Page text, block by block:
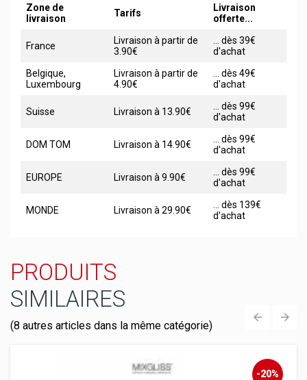
Zone de
livraison
Tarifs
Livraison
offerte...
France
Livraison à partir de
3.90€
... dès 39€
d'achat
Belgique,
Luxembourg
Livraison à partir de
4.90€
... dès 49€
d'achat
Suisse Livraison à 13.90€
... dès 99€
d'achat
DOM TOM Livraison à 14.90€
... dès 99€
d'achat
EUROPE Livraison à 9.90€
... dès 99€
d'achat
MONDE Livraison à 29.90€
... dès 139€
d'achat
PRODUITS
SIMILAIRES
(8 autres articles dans la même catégorie)
-20%